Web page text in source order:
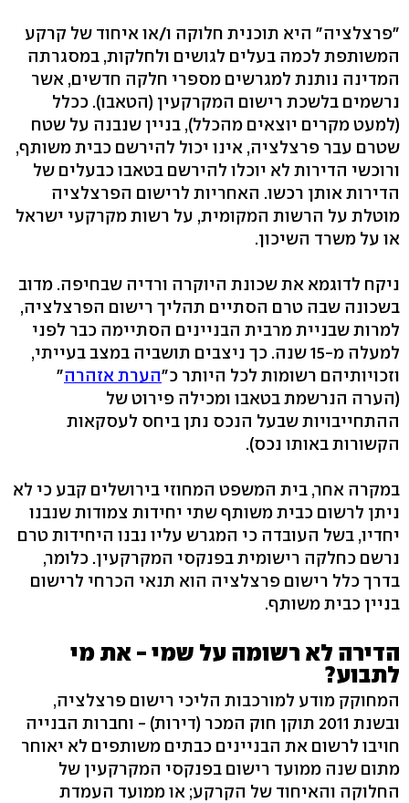
"פרצלציה" היא תוכנית חלוקה ו/או איחוד של קרקע
המשותפת לכמה בעלים לגושים ולחלקות, במסגרתה
המדינה נותנת למגרשים מספרי חלקה חדשים, אשר
נרשמים בלשכת רישום המקרקעין (הטאבו). ככלל
(למעט מקרים יוצאים מהכלל), בניין שנבנה על שטח
שטרם עבר פרצלציה, אינו יכול להירשם כבית משותף,
ורוכשי הדירות לא יוכלו להירשם בטאבו כבעלים של
הדירות אותן רכשו. האחריות לרישום הפרצלציה
מוטלת על הרשות המקומית, על רשות מקרקעי ישראל
או על משרד השיכון.
ניקח לדוגמא את שכונת היוקרה ורדיה שבחיפה. מדוב
בשכונה שבה טרם הסתיים תהליך רישום הפרצלציה,
למרות שבניית מרבית הבניינים הסתיימה כבר לפני
למעלה מ-15 שנה. כך ניצבים תושביה במצב בעייתי,
וזכויותיהם רשומות לכל היותר כ"הערת אזהרה"
(הערה הנרשמת בטאבו ומכילה פירוט של
ההתחייבויות שבעל הנכס נתן ביחס לעסקאות
הקשורות באותו נכס).
במקרה אחר, בית המשפט המחוזי בירושלים קבע כי לא
ניתן לרשום כבית משותף שתי יחידות צמודות שנבנו
יחדיו, בשל העובדה כי המגרש עליו נבנו היחידות טרם
נרשם כחלקה רישומית בפנקסי המקרקעין. כלומר,
בדרך כלל רישום פרצלציה הוא תנאי הכרחי לרישום
בניין כבית משותף.
הדירה לא רשומה על שמי - את מי
לתבוע?
המחוקק מודע למורכבות הליכי רישום פרצלציה,
ובשנת 2011 תוקן חוק המכר (דירות) - וחברות הבנייה
חויבו לרשום את הבניינים כבתים משותפים לא יאוחר
מתום שנה ממועד רישום בפנקסי המקרקעין של
החלוקה והאיחוד של הקרקע; או ממועד העמדת